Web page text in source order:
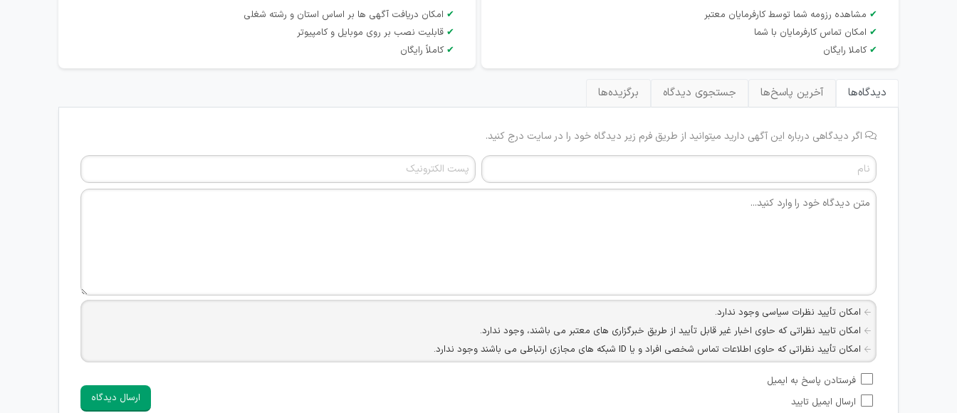
✔ مشاهده رزومه شما توسط کارفرمایان معتبر
✔ امکان تماس کارفرمایان با شما
✔ کاملا رایگان
✔ امکان دریافت آگهی ها بر اساس استان و رشته شغلی
✔ قابلیت نصب بر روی موبایل و کامپیوتر
✔ کاملاً رایگان
دیدگاه‌ها آخرین پاسخ‌ها جستجوی دیدگاه برگزیده‌ها
اگر دیدگاهی درباره این آگهی دارید میتوانید از طریق فرم زیر دیدگاه خود را در سایت درج کنید.
امکان تأیید نظرات سیاسی وجود ندارد.
امکان تایید نظراتی که حاوی اخبار غیر قابل تأیید از طریق خبرگزاری های معتبر می باشند، وجود ندارد.
امکان تأیید نظراتی که حاوی اطلاعات تماس شخصی افراد و یا ID شبکه های مجازی ارتباطی می باشند وجود ندارد.
هرگونه تحریک، تحقیر و کنایه به سایر افراد (مسئول و غیر مسئول) غیر مجاز می باشد.
امکان هماهنگی برای هرگونه ملاقات حضوری چه به صورت دسته جمعی و چه فردی توسط کاربران سایت وجود ندارد.
فرستادن پاسخ به ایمیل
ارسال ایمیل تایید
ارسال دیدگاه